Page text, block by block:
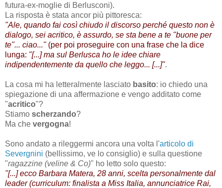
futura-ex-moglie di Berlusconi).
La risposta è stata ancor più pittoresca:
"Ale, quando fai così chiudo il discorso perché questo non è
dialogo, sei acritico, è assurdo, se sta bene a te "buone per
te"... ciao..."(per poi proseguire con una frase che la dice
lunga: "[...] ma sul Berlusca ho le idee chiare
indipendentemente da quello che leggo... [...]".
La cosa mi ha letteralmente lasciato basito: io chiedo una
spiegazione di una affermazione e vengo additato come
"acritico"?
Stiamo scherzando?
Ma che vergogna!
Sono andato a rileggermi ancora una volta l'articolo di
Severgnini (bellissimo, ve lo consiglio) e sulla questione
"ragazzine (veline & Co)" ho letto solo questo:
"[...] ecco Barbara Matera, 28 anni, scelta perso­nalmente dal
leader (curriculum: finalista a Miss Italia, annunciatrice Rai,